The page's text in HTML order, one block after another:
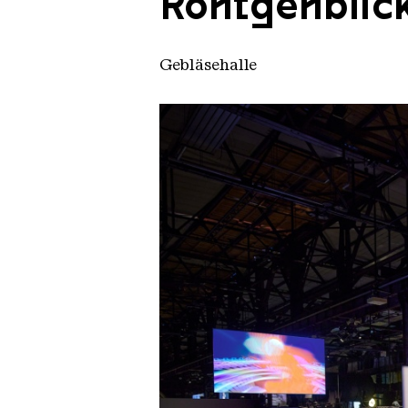
Gebläsehalle